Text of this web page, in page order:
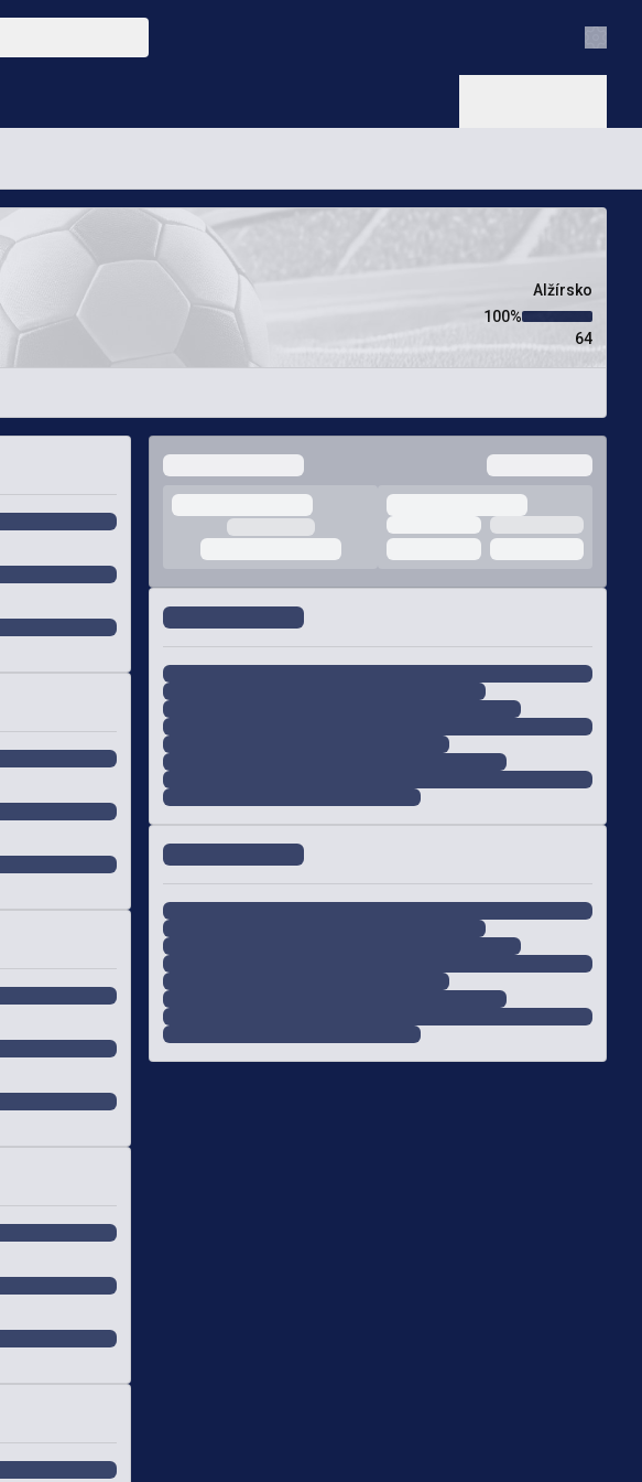
Alžírsko
100‏%
64